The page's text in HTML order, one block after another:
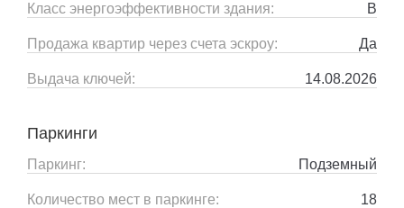
Класс энергоэффективности здания: B
Продажа квартир через счета эскроу: Да
Выдача ключей: 14.08.2026
Паркинги
Паркинг: Подземный
Количество мест в паркинге: 18